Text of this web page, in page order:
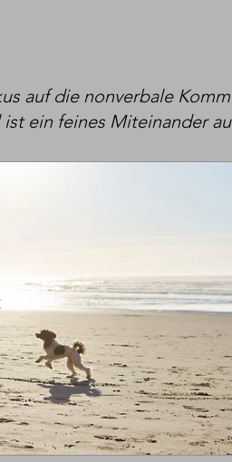
auf die nonverbale
ist ein feines Miteinander